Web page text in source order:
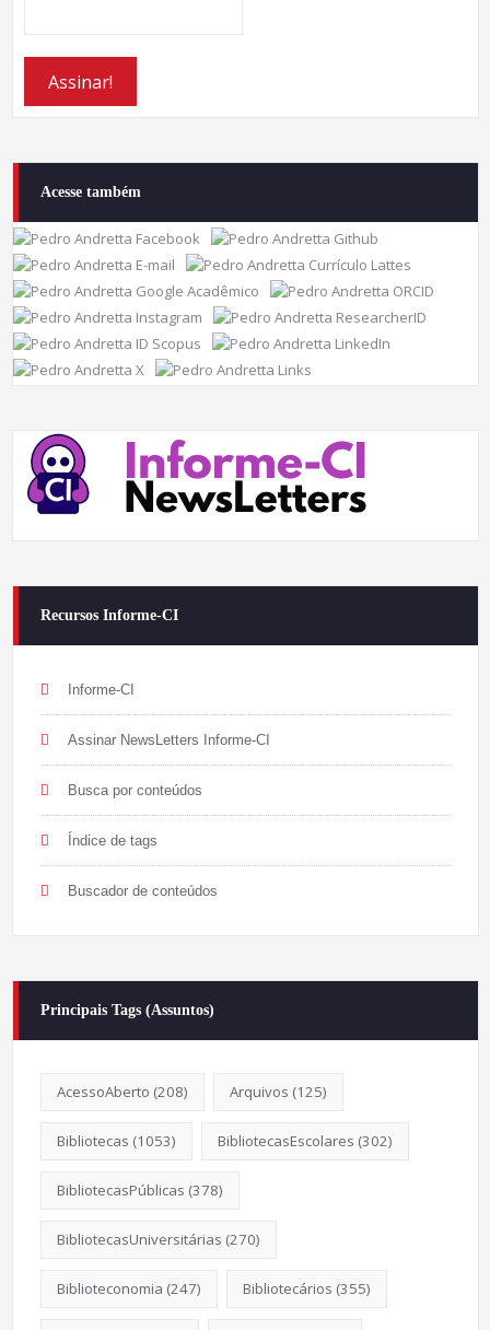
Acesse também
Recursos Informe-CI
Informe-CI
Assinar NewsLetters Informe-CI
Busca por conteúdos
Índice de tags
Buscador de conteúdos
Principais Tags (Assuntos)
AcessoAberto (208) Arquivos (125)
Bibliotecas (1053) BibliotecasEscolares (302)
BibliotecasPúblicas (378)
BibliotecasUniversitárias (270)
Biblioteconomia (247) Bibliotecários (355)